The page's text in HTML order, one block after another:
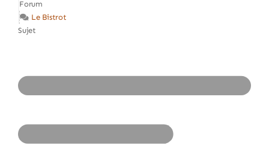
Forum
Le Bistrot
Sujet